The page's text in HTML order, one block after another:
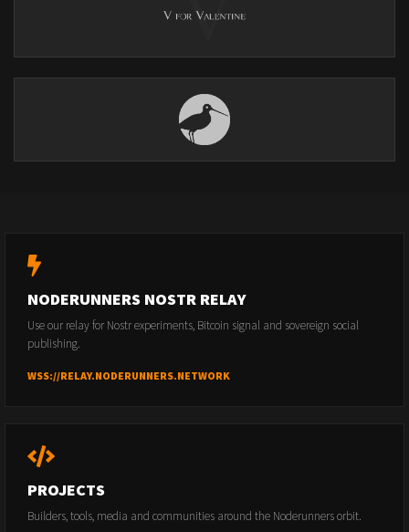
NODERUNNERS NOSTR RELAY
Use our relay for Nostr experiments, Bitcoin signal and sovereign social
publishing.
WSS://RELAY.NODERUNNERS.NETWORK
PROJECTS
Builders, tools, media and communities around the Noderunners orbit.